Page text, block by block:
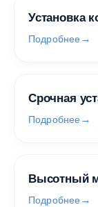
Установка
Подробнее
Срочная
Подробнее
Высотный
Подробнее